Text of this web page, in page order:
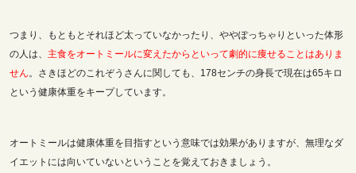
つまり、もともとそれほど太っていなかったり、ややぽっちゃりといった体形
の人は、 主食をオートミールに変えたからといって劇的に痩せることはありま
せん。さきほどのこれぞうさんに関しても、178センチの身長で現在は65キロ
という健康体重をキープしています。
オートミールは健康体重を目指すという意味では効果がありますが、無理なダ
イエットには向いていないということを覚えておきましょう。